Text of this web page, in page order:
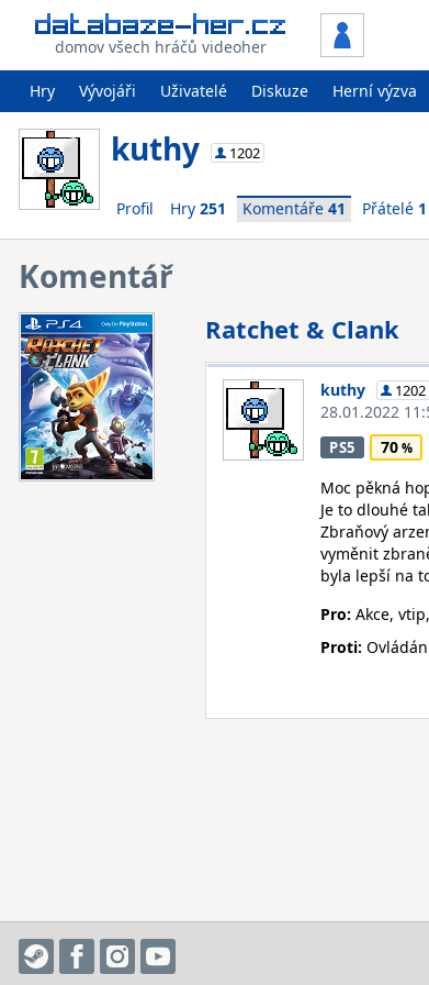
domov všech hráčů videoher
Hry Vývojáři Uživatelé Diskuze Herní výzva
kuthy 1202
Profil Hry 251 Komentáře 41 Přátelé 1
Komentář
Ratchet & Clank
kuthy 1202
28.01.2022
PS5
70
Moc pěkná
Je to dlouhé
Zbraňový
vyměnit
byla lepší na
Pro: Akce,
Proti: